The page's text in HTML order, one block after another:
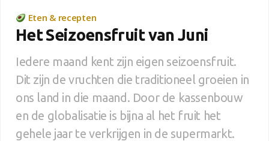
Eten & recepten
Het Seizoensfruit van Juni
Iedere maand kent zijn eigen seizoensfruit.
Dit zijn de vruchten die traditioneel groeien in
ons land in die maand. Door de kassenbouw
en de globalisatie is bijna al het fruit het
gehele jaar te verkrijgen in de supermarkt.